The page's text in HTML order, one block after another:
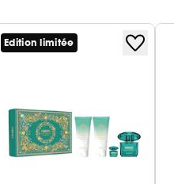
Edition limitée